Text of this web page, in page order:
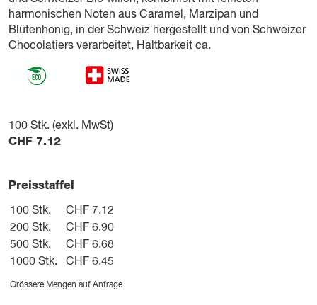
harmonischen Noten aus Caramel, Marzipan und
Blütenhonig, in der Schweiz hergestellt und von Schweizer
Chocolatiers verarbeitet, Haltbarkeit ca.
100 Stk. (exkl. MwSt)
CHF 7.12
Preisstaffel
100 Stk.
CHF 7.12
200 Stk.
CHF 6.90
500 Stk.
CHF 6.68
1000 Stk.
CHF 6.45
Grössere Mengen auf Anfrage